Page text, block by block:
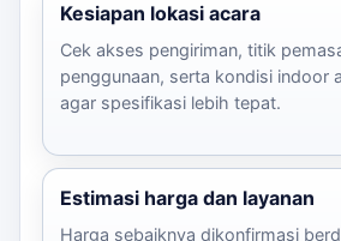
Kesiapan lokasi acara
Cek akses pengiriman, titik
penggunaan, serta kondisi indoor
agar spesifikasi lebih tepat.
Estimasi harga dan layanan
Harga sebaiknya dikonfirmasi